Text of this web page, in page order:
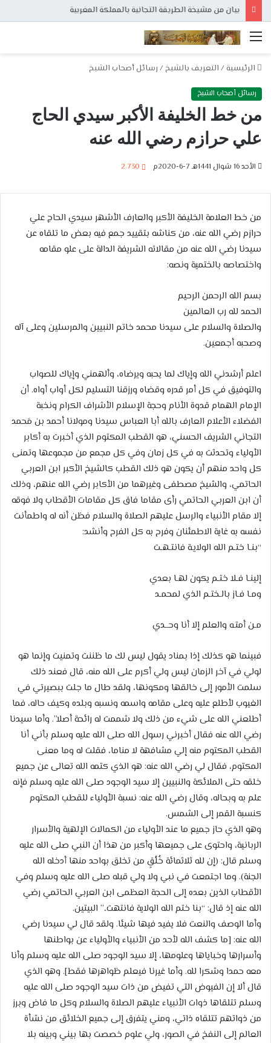
بيان من مشيخة الطريقة التجانية بالمملكة المغربية
القائمة
الرئيسية / التعريف بالشيخ / رسائل أصحاب الشيخ
رسائل أصحاب الشيخ
من خط الخليفة الأكبر سيدي الحاج
علي حرازم رضي الله عنه
الأحد 16 شوال 1441هـ 7-6-2020م 2٬730
من خط العلامة الخليفة الأكبر والعارف الأشهر سيدي الحاج علي
حرازم رضي الله عنه، من كناشه بتقييد جمع فيه بعض ما تلقاه عن
سيدنا رضي الله عنه من مقالاته الشريفة الدالة على علو مقامه
واختصاصه بالختمية ونصه:
بسم الله الرحمن الرحيم
الحمد لله رب العالمين
والصلاة والسلام على سيدنا محمد خاتم النبيين والمرسلين وعلى آله
وصحبه أجمعين.
اعلم أرشدني الله وإياك لما يحبه ويرضاه، وألهمني وإياك للصواب
والتوفيق في كل أمر قدره وقضاه ورزقنا التسليم لكل أواب أواه. أن
الإمام الهمام قدوة الأنام وحجة الإسلام الأشراف الكرام ونخبة
الفضلاء الأعلام العارف بالله أبا العباس سيدنا ومولانا أحمد بن مَحمد
التجاني الشريف الحسني، هو القطب المكتوم الذي أخبرت به أكابر
الأولياء وتحدثت به في كل زمان وفي كل مجمع من مجموعها وتمنى
كل واحد منهم أن يكون هو ذلك القطب كالشيخ الأكبر ابن العربي
الحاتمي، والشيخ مصطفى وغيرهما من الأكابر رضي الله عنهم، وذلك
أن ابن العربي الحاتمي رأى مقاما فاق كل مقامات الأقطاب ولا فوقه
إلا مقام الأنبياء والرسل عليهم الصلاة والسلام فظن أنه له واطمأنت
نفسه به غاية الاطمئنان وفرح به كل الفرح وأنشد:
“بنـا ختـم الله الولايـة فانتـهـت
إلينـا فـلا ختـم يكون لهـا بعدي
ومـا فـاز بالـختـم الذي لمحمـد
مـن أمتـه والعلم إلا أنا وحــدي
فبينما هو كذلك إذا بمناد يقول ليس لك ما ظننت وتمنيت وإنما هو
لولي في آخر الزمان ليس ولي أكرم على الله منه، قال فعند ذلك
سلمت الأمور إلى خالقها ومكونها، ولقد طال ما جلت ببصيرتي في
الغيوب لأطلع عليه وعلى مقامه واسمه ونسبه وبلده وكيف حاله، فما
أطلعني الله على شيء من ذلك ولا شممت له رائحة أصلا”. وأما سيدنا
رضي الله عنه فقال أخبرني رسول الله صلى الله عليه وسلم بأني أنا
القطب المكتوم منه إلي مشافهة لا مناما، فقلت له وما معنى
المكتوم، فقال لي رضي الله عنه: هو الذي كتمه الله تعالى عن جميع
خلقه حتى الملائكة والنبيين إلا سيد الوجود صلى الله عليه وسلم فإنه
علم به وبحاله، وقال رضي الله عنه: نسبة الأولياء للقطب المكتوم
كنسبة القمر إلى الشمس.
وهو الذي حاز جميع ما عند الأولياء من الكمالات الإلهية والأسرار
الربانية، واحتوى على جميعها وأكبر من هذا أن النبي صلى الله عليه
وسلم قال: (إن لله ثلاثمائة خُلُقٍ من تخلق بواحد منها أدخله الله
الجنة). وما اجتمعت في نبي ولا ولي قبله صلى الله عليه وسلم وفي
الأقطاب الذين بعده إلى الحجة العظمى ابن العربي الحاتمي رضي
الله عنه إذ قال: “بنا ختم الله الولاية فانتهت..” البيتين.
وأما الوصف والنعت فلا يفيد فيها شيئا. ولقد قال لي سيدنا رضي
الله عنه: [ما كشف الله لأحد من الأنبياء والأولياء عن بواطنها
وأسرارها وخباياها وعلومها، إلا سيد الوجود صلى الله عليه وسلم وأنا
معه حمدا وشكرا لله. وأما غيرنا فيعلم ظواهرها فقط]. وهو الذي
قال ألا إن الفيوض التي تفيض من ذات سيد الوجود صلى الله عليه
وسلم تتلقاها ذوات الأنبياء عليهم الصلاة والسلام وكل ما فاض وبرز
من ذواتهم تتلقاه ذاتي، ومني يتفرق إلى جميع الخلائق من نشأة
العالم إلى النفخ في الصور، ولي علوم خصصت بها بيني وبينه بلا